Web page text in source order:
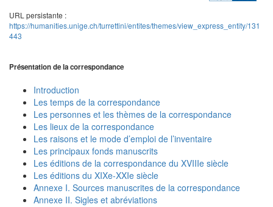
URL persistante :
https://humanities.unige.ch/turrettini/entites/themes/view_express_entity/131
443
Présentation de la correspondance
Introduction
Les temps de la correspondance
Les personnes et les thèmes de la correspondance
Les lieux de la correspondance
Les raisons et le mode d’emploi de l’inventaire
Les principaux fonds manuscrits
Les éditions de la correspondance du XVIIIe siècle
Les éditions du XIXe-XXIe siècle
Annexe I. Sources manuscrites de la correspondance
Annexe II. Sigles et abréviations